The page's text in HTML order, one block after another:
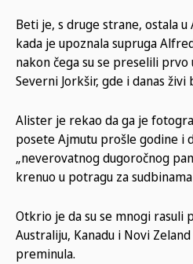
Beti je, s druge strane, ostala
kada je upoznala supruga
nakon čega su se preselili
Severni Jorkšir, gde i danas
Alister je rekao da ga je
posete Ajmutu prošle godine i
„neverovatnog dugoročnog
krenuo u potragu za
Otkrio je da su se mnogi rasuli
Australiju, Kanadu i Novi
preminula.